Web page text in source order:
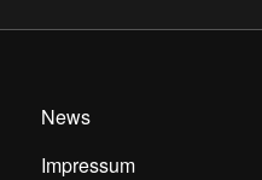
News
Impressum